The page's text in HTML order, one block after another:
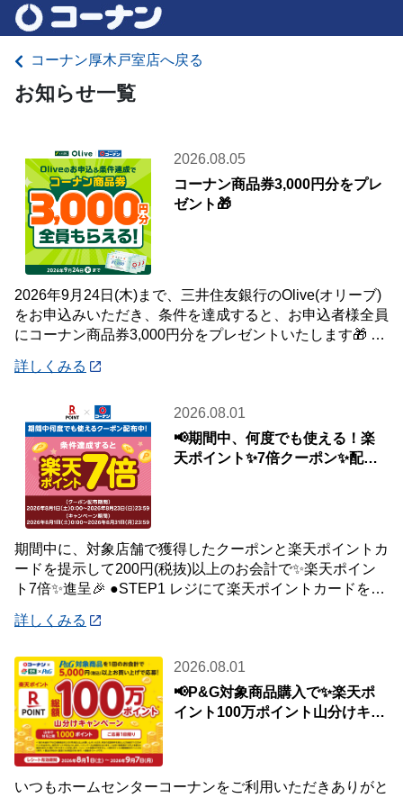
コーナン厚木戸室店へ戻る
お知らせ一覧
2026.08.05
コーナン商品券3,000円分をプレ
ゼント🎁
2026年9月24日(木)まで、三井住友銀行のOlive(オリーブ)
をお申込みいただき、条件を達成すると、お申込者様全員
にコーナン商品券3,000円分をプレゼントいたします🎁 詳
詳しくみる
2026.08.01
📢期間中、何度でも使える！楽
天ポイント✨7倍クーポン✨配布
期間中に、対象店舗で獲得したクーポンと楽天ポイントカ
ードを提示して200円(税抜)以上のお会計で✨楽天ポイン
ト7倍✨進呈🎉 ●STEP1 レジにて楽天ポイントカードを提
詳しくみる
2026.08.01
📢P&G対象商品購入で✨楽天ポ
イント100万ポイント山分けキャ
いつもホームセンターコーナンをご利用いただきありがと